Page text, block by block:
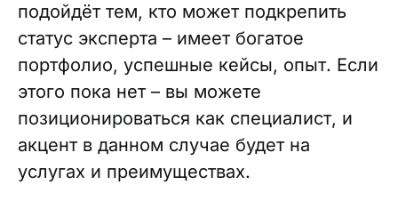
подойдёт тем, кто может подкрепить
статус эксперта – имеет богатое
портфолио, успешные кейсы, опыт. Если
этого пока нет – вы можете
позиционироваться как специалист, и
акцент в данном случае будет на
услугах и преимуществах.